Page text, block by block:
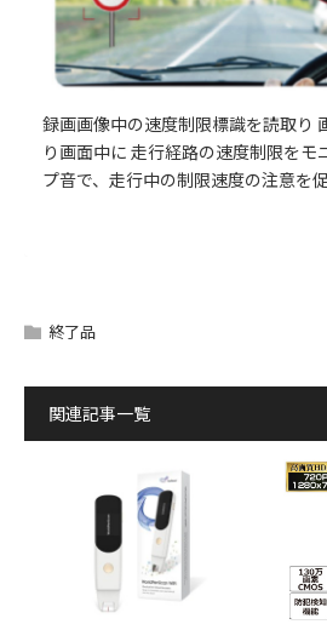
録画画像中の速度制限標識を読取り
り画面中に 走行経路の速度制限をモ
プ音で、走行中の制限速度の注意を促
ダウンロードサービスをご利用いた
利用ください。
利用規約に同意します
動作確認メモリーカ
終了品
関連記事一覧